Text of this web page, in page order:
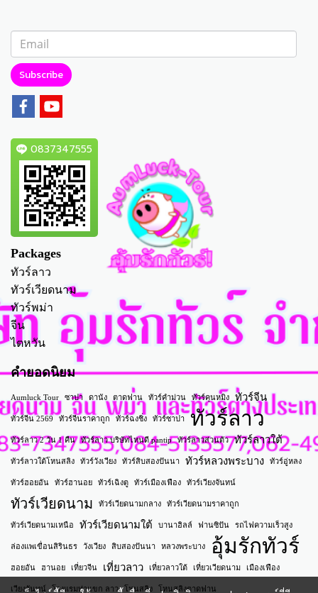
Subscribe
0837347555
Packages
ทัวร์ลาว
ทัวร์เวียดนาม
ทัวร์พม่า
จีน
ไตหวัน
คำยอดนิยม
Aumluck Tour ซาปา ดานัง ตาดฟาน ทัวร์คำม่วน ทัวร์คุนหมิง ทัวร์จีน
ทัวร์จีน 2569 ทัวร์จีนราคาถูก ทัวร์ฉงชิ่ง ทัวร์ซาปา ทัวร์ลาว
ทัวร์ลาว 2 วัน 1 คืน ทัวร์ลาว บริษัทไหนดี pantip ทัวร์ลาวส่วนตัว ทัวร์ลาวใต้
ทัวร์ลาวใต้โหนสลิง ทัวร์วังเวียง ทัวร์สิบสองปันนา ทัวร์หลวงพระบาง ทัวร์อู่หลง
ทัวร์ฮอยอัน ทัวร์ฮานอย ทัวร์เฉิงตู ทัวร์เมืองเฟือง ทัวร์เวียงจันทน์
ทัวร์เวียดนาม ทัวร์เวียดนามกลาง ทัวร์เวียดนามราคาถูก
ทัวร์เวียดนามเหนือ ทัวร์เวียดนามใต้ บานาฮิลล์ ฟานซิปัน รถไฟความเร็วสูง
ล่องแพเขื่อนสิรินธร วังเวียง สิบสองปันนา หลวงพระบาง อุ้มรักทัวร์
ฮอยอัน ฮานอย เที่ยวจีน เที่ยวลาว เที่ยวลาวใต้ เที่ยวเวียดนาม เมืองเฟือง
เวียงจันทน์ โรงแรมท่าแขก ลาว โหนสลิง โหนสลิงตาดฟาน